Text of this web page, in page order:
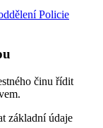
Policie
činu řídit
základní údaje